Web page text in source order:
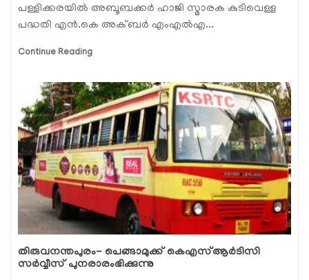
പള്ളിക്കരയിൽ അബൂബക്കർ ഹാജി സ്മാരക കുടിവെള്ള
പദ്ധതി എൻ.കെ അക്ബർ എംഎൽഎ...
Continue Reading
തിരുവനന്തപുരം- പെങ്ങാമുക്ക് കെഎസ്ആർടിസി
സർവ്വീസ് പുനരാരംഭിക്കുന്നു